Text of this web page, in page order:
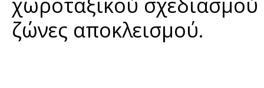
ζώνες αποκλεισμού.